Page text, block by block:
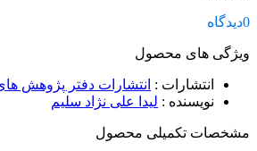
0دیدگاه
ویژگی های محصول
انتشارات : انتشارات دفتر پژوهش
نویسنده : لیدا علی نژاد سلیم
مشخصات تکمیلی محصول